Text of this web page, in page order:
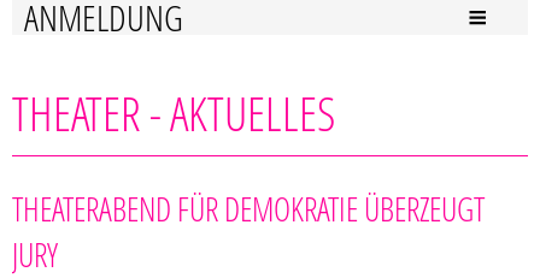
ANMELDUNG
THEATER - AKTUELLES
THEATERABEND FÜR DEMOKRATIE ÜBERZEUGT
JURY